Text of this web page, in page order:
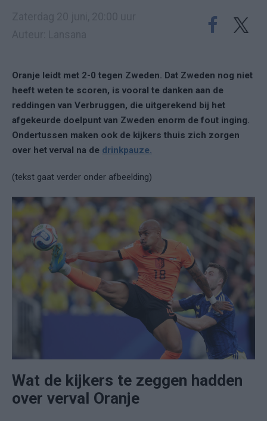
Oranje leidt met 2-0 tegen Zweden. Dat Zweden nog niet
heeft weten te scoren, is vooral te danken aan de
reddingen van Verbruggen, die uitgerekend bij het
afgekeurde doelpunt van Zweden enorm de fout inging.
Ondertussen maken ook de kijkers thuis zich zorgen
over het verval na de drinkpauze.
(tekst gaat verder onder afbeelding)
Wat de kijkers te zeggen hadden
over verval Oranje